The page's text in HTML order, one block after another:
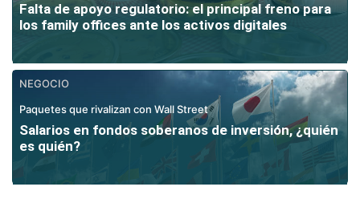
Falta de apoyo regulatorio: el principal freno para
los family offices ante los activos digitales
NEGOCIO
Paquetes que rivalizan con Wall Street
Salarios en fondos soberanos de inversión, ¿quién
es quién?